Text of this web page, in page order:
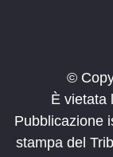
©
È vietata
Pubblicazione
stampa del